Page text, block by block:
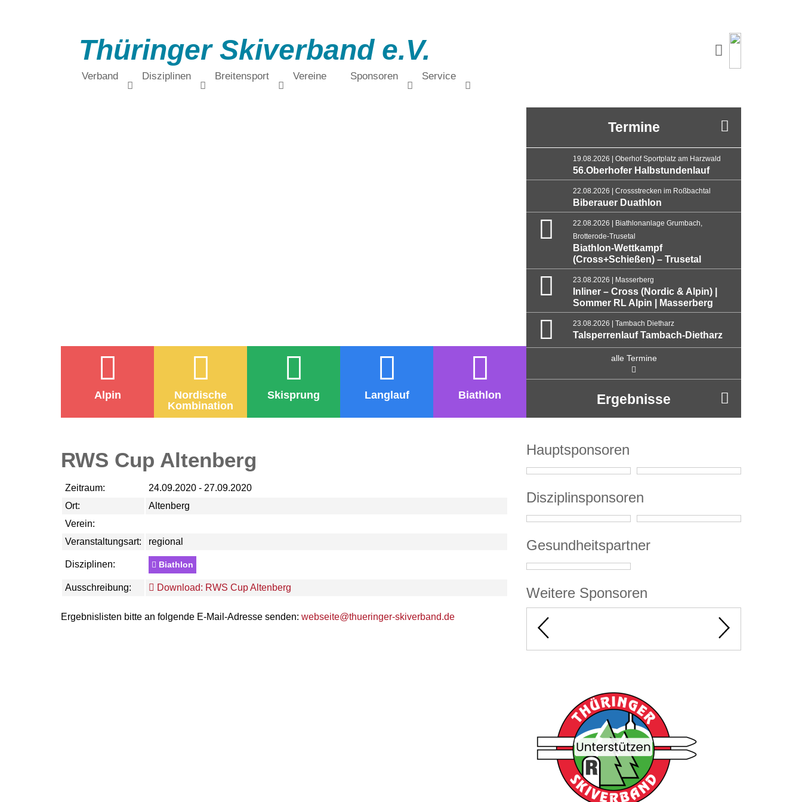
Thüringer Skiverband e.V.
Verband Disziplinen Breitensport Vereine Sponsoren Service
Alpin
Nordische
Kombination
Skisprung Langlauf Biathlon
Termine
19.08.2026 | Oberhof Sportplatz am Harzwald
56.Oberhofer Halbstundenlauf
22.08.2026 | Crossstrecken im Roßbachtal
Biberauer Duathlon
22.08.2026 | Biathlonanlage Grumbach,
Brotterode-Trusetal
Biathlon-Wettkampf
(Cross+Schießen) – Trusetal
23.08.2026 | Masserberg
Inliner – Cross (Nordic & Alpin) |
Sommer RL Alpin | Masserberg
23.08.2026 | Tambach Dietharz
Talsperrenlauf Tambach-Dietharz
alle Termine
Ergebnisse
RWS Cup Altenberg
Zeitraum:
24.09.2020 - 27.09.2020
Ort:
Altenberg
Verein:
Veranstaltungsart:
regional
Disziplinen: Biathlon
Ausschreibung: Download: RWS Cup Altenberg
Ergebnislisten bitte an folgende E-Mail-Adresse senden: webseite@thueringer-skiverband.de
Hauptsponsoren
Disziplinsponsoren
Gesundheitspartner
Weitere Sponsoren